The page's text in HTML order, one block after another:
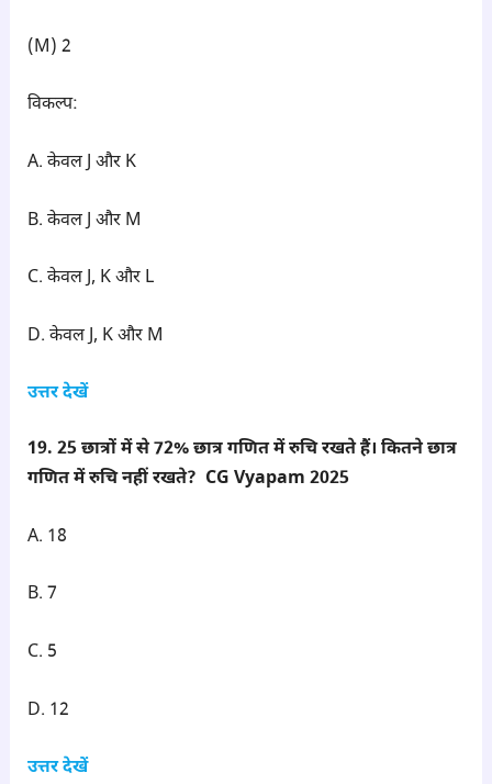
(M) 2
विकल्प:
A. केवल J और K
B. केवल J और M
C. केवल J, K और L
D. केवल J, K और M
उत्तर देखें
19. 25 छात्रों में से 72% छात्र गणित में रुचि रखते हैं। कितने छात्र
गणित में रुचि नहीं रखते? CG Vyapam 2025
A. 18
B. 7
C. 5
D. 12
उत्तर देखें